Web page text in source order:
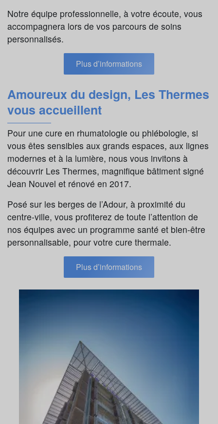
Notre équipe professionnelle, à votre écoute, vous
accompagnera lors de vos parcours de soins
personnalisés.
Plus d’informations
Amoureux du design, Les Thermes
vous accueillent
Pour une cure en rhumatologie ou phlébologie, si
vous êtes sensibles aux grands espaces, aux lignes
modernes et à la lumière, nous vous invitons à
découvrir Les Thermes, magniﬁque bâtiment signé
Jean Nouvel et rénové en 2017.
Posé sur les berges de l’Adour, à proximité du
centre-ville, vous proﬁterez de toute l’attention de
nos équipes avec un programme santé et bien-être
personnalisable, pour votre cure thermale.
Plus d’informations